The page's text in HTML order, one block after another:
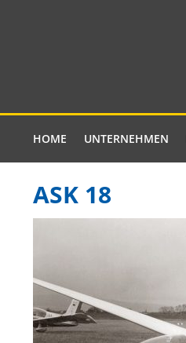
HOME UNTERNEHMEN
ASK 18